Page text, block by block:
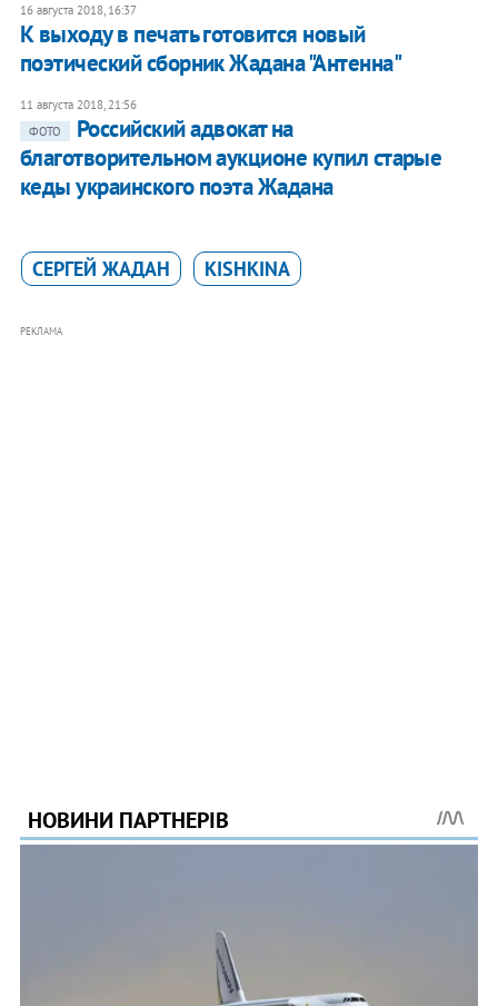
16 августа 2018, 16:37
К выходу в печать готовится новый
поэтический сборник Жадана "Антенна"
11 августа 2018, 21:56
ФОТО
Российский адвокат на
благотворительном аукционе купил старые
кеды украинского поэта Жадана
СЕРГЕЙ ЖАДАН KISHKINA
РЕКЛАМА